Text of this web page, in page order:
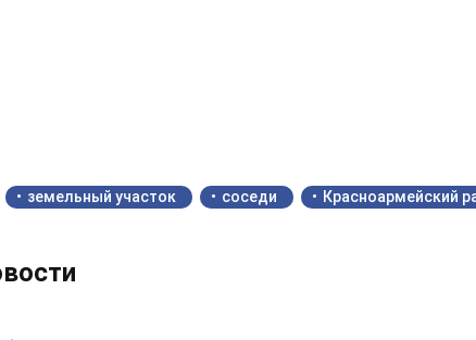
земельный участок соседи
Красноармейский